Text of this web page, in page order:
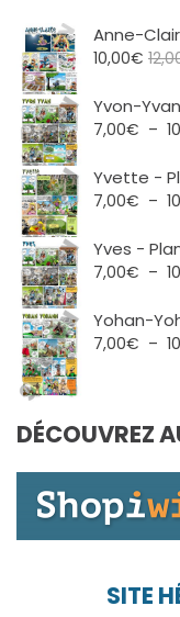
Anne-
10,00€
Yvon-
7,00€ –
Yvette -
7,00€ –
Yves -
7,00€ –
Yohan-
7,00€ –
DÉCOUVREZ
SITE